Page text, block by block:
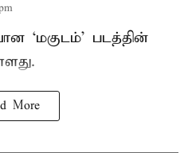
‘மகுடம்’ படத்தின்
More